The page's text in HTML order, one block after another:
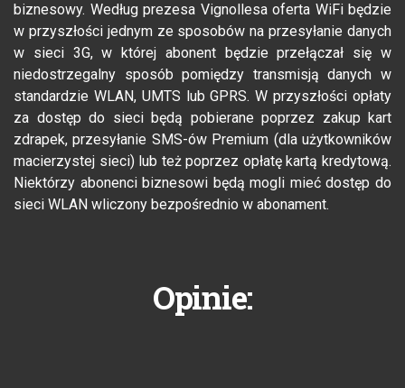
biznesowy. Według prezesa Vignollesa oferta WiFi będzie
w przyszłości jednym ze sposobów na przesyłanie danych
w sieci 3G, w której abonent będzie przełączał się w
niedostrzegalny sposób pomiędzy transmisją danych w
standardzie WLAN, UMTS lub GPRS. W przyszłości opłaty
za dostęp do sieci będą pobierane poprzez zakup kart
zdrapek, przesyłanie SMS-ów Premium (dla użytkowników
macierzystej sieci) lub też poprzez opłatę kartą kredytową.
Niektórzy abonenci biznesowi będą mogli mieć dostęp do
sieci WLAN wliczony bezpośrednio w abonament.
Opinie: